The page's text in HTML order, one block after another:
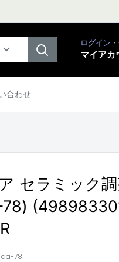
ログイン
マイアカ
合わせ
セラミック
da-78